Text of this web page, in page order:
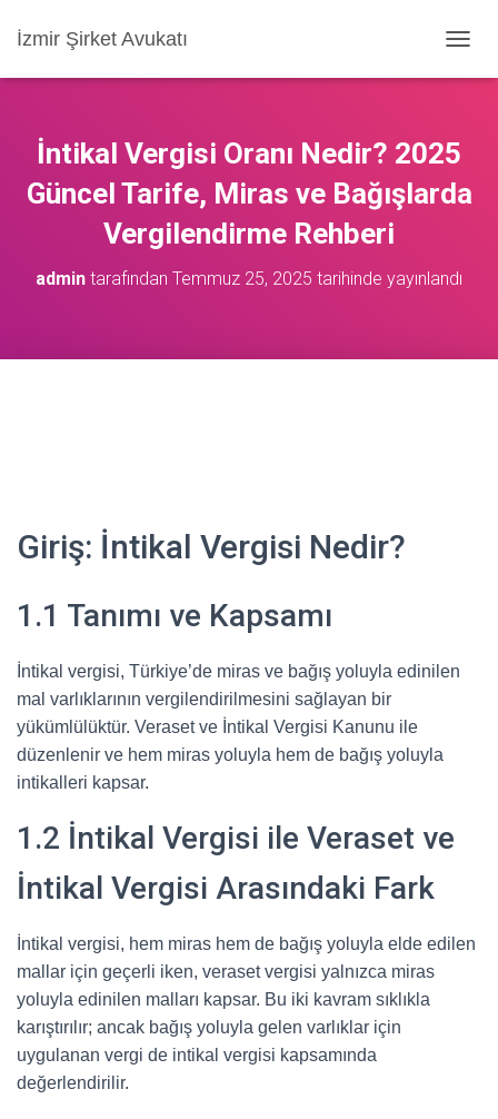
İzmir Şirket Avukatı
E
Y
Ü
Ç
P
İntikal Vergisi Oranı Nedir? 2025
Güncel Tarife, Miras ve Bağışlarda
Vergilendirme Rehberi
admin tarafından Temmuz 25, 2025 tarihinde yayınlandı
Giriş: İntikal Vergisi Nedir?
1.1 Tanımı ve Kapsamı
İntikal vergisi, Türkiye’de miras ve bağış yoluyla edinilen
mal varlıklarının vergilendirilmesini sağlayan bir
yükümlülüktür. Veraset ve İntikal Vergisi Kanunu ile
düzenlenir ve hem miras yoluyla hem de bağış yoluyla
intikalleri kapsar.
1.2 İntikal Vergisi ile Veraset ve
İntikal Vergisi Arasındaki Fark
İntikal vergisi, hem miras hem de bağış yoluyla elde edilen
mallar için geçerli iken, veraset vergisi yalnızca miras
yoluyla edinilen malları kapsar. Bu iki kavram sıklıkla
karıştırılır; ancak bağış yoluyla gelen varlıklar için
uygulanan vergi de intikal vergisi kapsamında
değerlendirilir.